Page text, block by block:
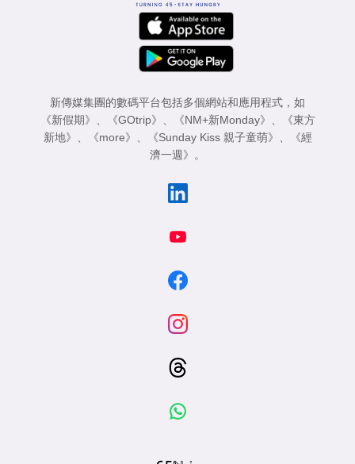
新傳媒集團的數碼平台包括多個網站和應用程式，如
《新假期》 、 《GOtrip》 、 《NM+新Monday》 、
《東方
新地》 、 《more》 、 《Sunday Kiss 親子童萌》 、
《經
濟一週》 。